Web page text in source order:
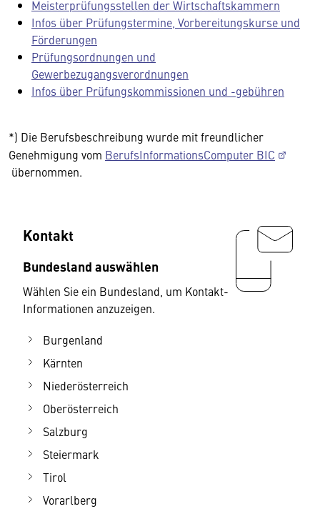
Meisterprüfungsstellen der Wirtschaftskammern
Infos über Prüfungstermine, Vorbereitungskurse und
Förderungen
Prüfungsordnungen und
Gewerbezugangsverordnungen
Infos über Prüfungskommissionen und -gebühren
*) Die Berufsbeschreibung wurde mit freundlicher
Genehmigung vom BerufsInformationsComputer BIC
übernommen.
Kontakt
Bundesland auswählen
Wählen Sie ein Bundesland, um Kontakt-
Informationen anzuzeigen.
Burgenland
Kärnten
Niederösterreich
Oberösterreich
Salzburg
Steiermark
Tirol
Vorarlberg